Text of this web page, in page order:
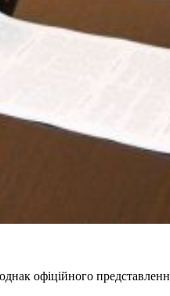
офіційного